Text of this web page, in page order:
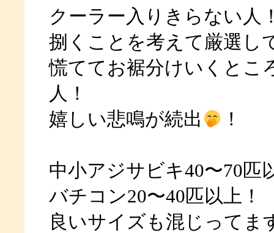
クーラー入りきらない人
捌くことを考えて厳選し
慌ててお裾分けいくとこ
人！
嬉しい悲鳴が続出
！
中小アジサビキ40〜70匹
バチコン20〜40匹以上！
良いサイズも混じってま